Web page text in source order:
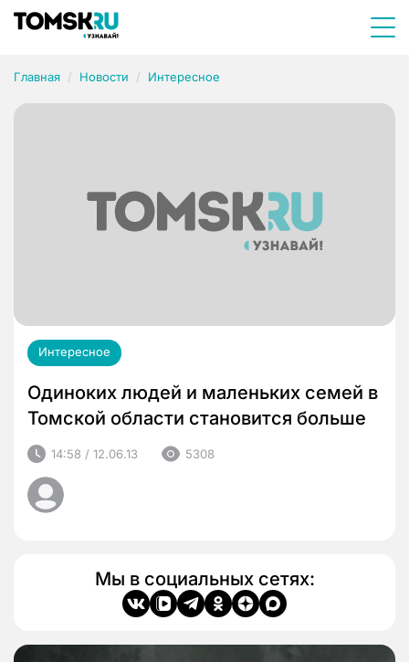
Главная Новости Интересное
Интересное
Одиноких людей и маленьких семей в
Томской области становится больше
14:58 / 12.06.13 5308
Мы в социальных сетях: